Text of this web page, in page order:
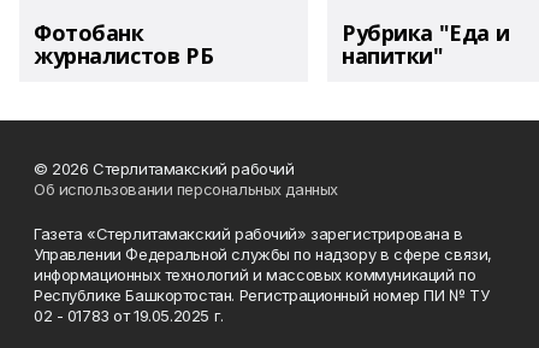
Фотобанк
журналистов РБ
Рубрика "Еда и
напитки"
© 2026 Стерлитамакский рабочий
Об использовании персональных данных
Газета «Стерлитамакский рабочий» зарегистрирована в
Управлении Федеральной службы по надзору в сфере связи,
информационных технологий и массовых коммуникаций по
Республике Башкортостан. Регистрационный номер ПИ № ТУ
02 - 01783 от 19.05.2025 г.